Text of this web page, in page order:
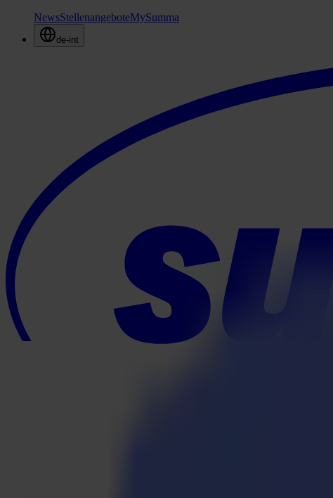
NewsStellenangeboteMySumma
de-int